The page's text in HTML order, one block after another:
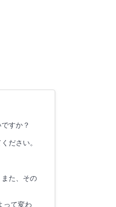
すか？
ださい。
た、その
って変わ